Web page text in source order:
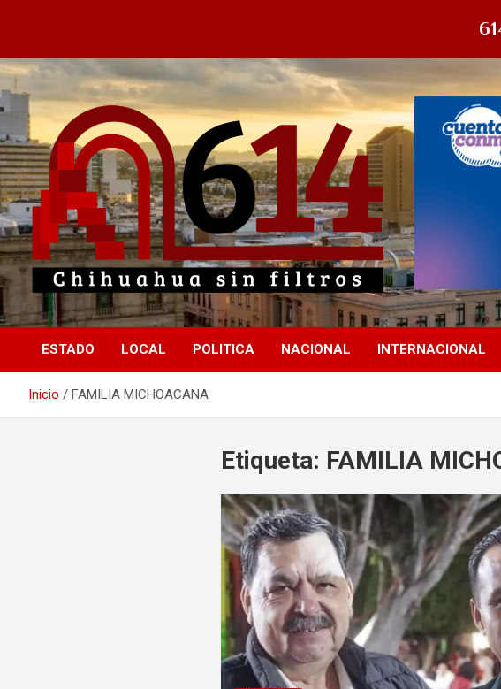
Saltar
contenido
614
Chihuahua sin filtros
ESTADO LOCAL POLITICA NACIONAL INTERNACIONAL
Inicio FAMILIA MICHOACANA
Etiqueta: FAMILIA